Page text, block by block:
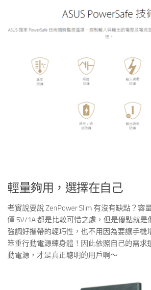
輕量夠用，選擇在自己
老實說要說 ZenPower Slim 有沒有缺點？容
僅 5V/1A 都是比較可惜之處，但是優點就是
強調好攜帶的輕巧性，也不用因為要讓手機
笨重行動電源練身體！因此依照自己的需求
動電源，才是真正聰明的用戶啊～